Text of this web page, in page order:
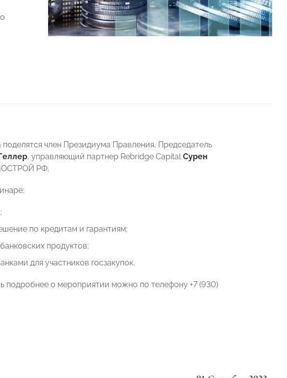
член Президиума Правления, Председатель
, управляющий партнер Rebridge CapitalСурен
РФ.
по кредитам и гарантиям;
продуктов;
для участников госзакупок.
подробнее о мероприятии можно по телефону +7 (930)